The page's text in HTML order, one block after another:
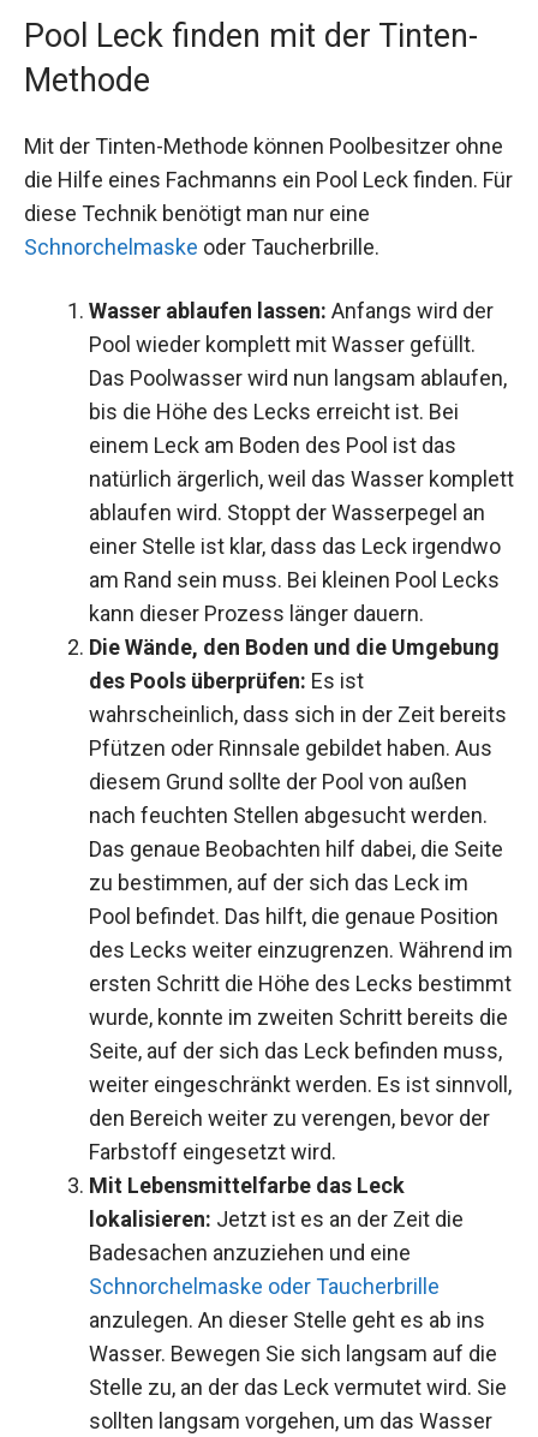
Pool Leck finden mit der Tinten-
Methode
Mit der Tinten-Methode können Poolbesitzer ohne
die Hilfe eines Fachmanns ein Pool Leck finden. Für
diese Technik benötigt man nur eine
Schnorchelmaske oder Taucherbrille.
Wasser ablaufen lassen: Anfangs wird der
Pool wieder komplett mit Wasser gefüllt.
Das Poolwasser wird nun langsam ablaufen,
bis die Höhe des Lecks erreicht ist. Bei
einem Leck am Boden des Pool ist das
natürlich ärgerlich, weil das Wasser komplett
ablaufen wird. Stoppt der Wasserpegel an
einer Stelle ist klar, dass das Leck irgendwo
am Rand sein muss. Bei kleinen Pool Lecks
kann dieser Prozess länger dauern.
Die Wände, den Boden und die Umgebung
des Pools überprüfen: Es ist
wahrscheinlich, dass sich in der Zeit bereits
Pfützen oder Rinnsale gebildet haben. Aus
diesem Grund sollte der Pool von außen
nach feuchten Stellen abgesucht werden.
Das genaue Beobachten hilf dabei, die Seite
zu bestimmen, auf der sich das Leck im
Pool befindet. Das hilft, die genaue Position
des Lecks weiter einzugrenzen. Während im
ersten Schritt die Höhe des Lecks bestimmt
wurde, konnte im zweiten Schritt bereits die
Seite, auf der sich das Leck befinden muss,
weiter eingeschränkt werden. Es ist sinnvoll,
den Bereich weiter zu verengen, bevor der
Farbstoff eingesetzt wird.
Mit Lebensmittelfarbe das Leck
lokalisieren: Jetzt ist es an der Zeit die
Badesachen anzuziehen und eine
Schnorchelmaske oder Taucherbrille
anzulegen. An dieser Stelle geht es ab ins
Wasser. Bewegen Sie sich langsam auf die
Stelle zu, an der das Leck vermutet wird. Sie
sollten langsam vorgehen, um das Wasser